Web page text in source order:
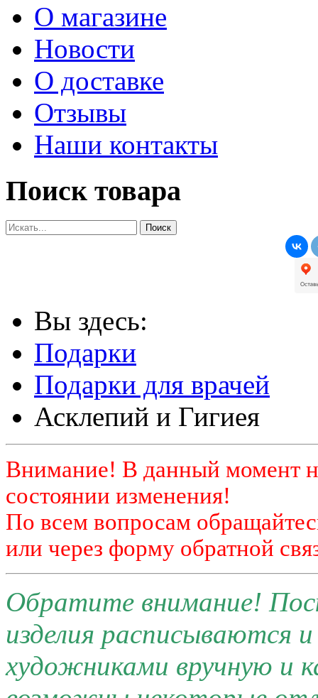
О магазине
Новости
О доставке
Отзывы
Наши контакты
Поиск товара
Вы здесь:
Подарки
Подарки для врачей
Асклепий и Гигиея
Внимание! В данный момент
состоянии изменения!
По всем вопросам
или через форму обратной
Обратите внимание!
изделия расписываются
художниками вручную и